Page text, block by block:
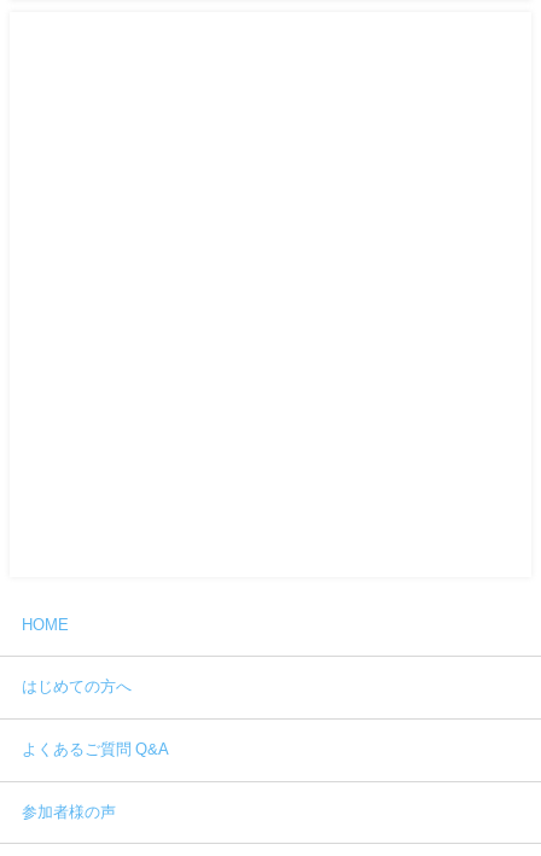
HOME
はじめての方へ
よくあるご質問 Q&A
参加者様の声